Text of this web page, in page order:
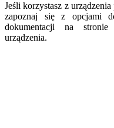
Jeśli korzystasz z
zapoznaj się z opcjami
dokumentacji na stronie
urządzenia.